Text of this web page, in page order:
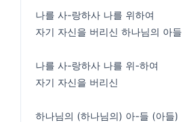
나를 사-랑하사 나를 위하여
자기 자신을 버리신 하나님의 아들
나를 사-랑하사 나를 위-하여
자기 자신을 버리신
하나님의 (하나님의) 아-들 (아들)